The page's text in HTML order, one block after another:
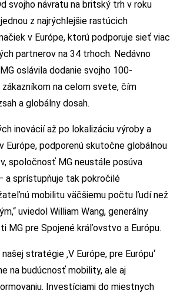
svojho návratu na britský trh v roku
z najrýchlejšie rastúcich
v Európe, ktorú podporuje sieť viac
partnerov na 34 trhoch. Nedávno
oslávila dodanie svojho 100-
na celom svete, čím
a globálny dosah.
inovácií až po lokalizáciu výroby a
Európe, podporenú skutočne globálnou
spoločnosť MG neustále posúva
a sprístupňuje tak pokročilé
mobilitu väčšiemu počtu ľudí než
uviedol William Wang, generálny
MG pre Spojené kráľovstvo a Európu.
stratégie ‚V Európe, pre Európu‘
na budúcnosť mobility, ale aj
Investíciami do miestnych